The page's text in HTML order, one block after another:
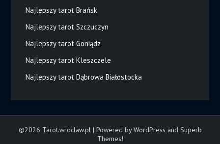
Najlepszy tarot Brańsk
Najlepszy tarot Szczuczyn
Najlepszy tarot Goniądz
Najlepszy tarot Kleszczele
Najlepszy tarot Dąbrowa Białostocka
©2026 Tarot.wroclaw.pl | Powered by WordPress and Superb
Themes!